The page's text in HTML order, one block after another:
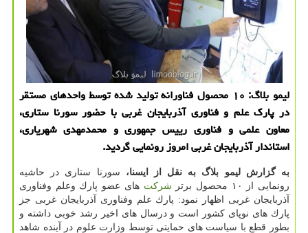
لیمو بلاگ: ۱۰ محصول فناورانه تولید شده توسط واحدهای مستقر
در پارك علم و فناوری آذربایجان غربی با حضور سورنا ستاری،
معاون علمی و فناوری رییس جمهوری و محمدمهدی شهریاری،
استاندار آذربایجان غربی امروز رونمایی گردید.
به گزارش لیمو بلاگ به نقل از ایسنا، سورنا ستاری در حاشیه
رونمایی از ۱۰ محصول برتر
شركت های عضو پارك وعلم وفناوری
آذربایجان غربی اظهار نمود: پارك علم وفناوری آذربایجان غربی جز
پارك های نوپای كشور است و درسال های اخیر رشد خوبی داشته و
بطور قطع با سیاست های حمایتی توسط وزارت علوم در آینده شاهد